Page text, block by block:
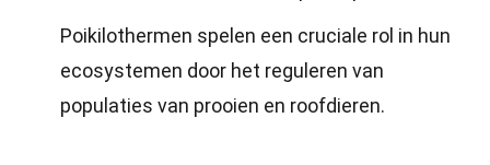
Poikilothermen spelen een cruciale rol in hun
ecosystemen door het reguleren van
populaties van prooien en roofdieren.